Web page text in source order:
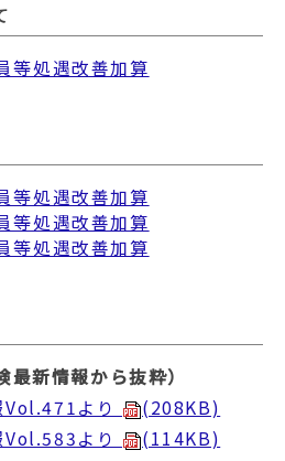
等処遇改善加算
等処遇改善加算
等処遇改善加算
等処遇改善加算
新情報から抜粋）
より
(208KB)
より
(114KB)